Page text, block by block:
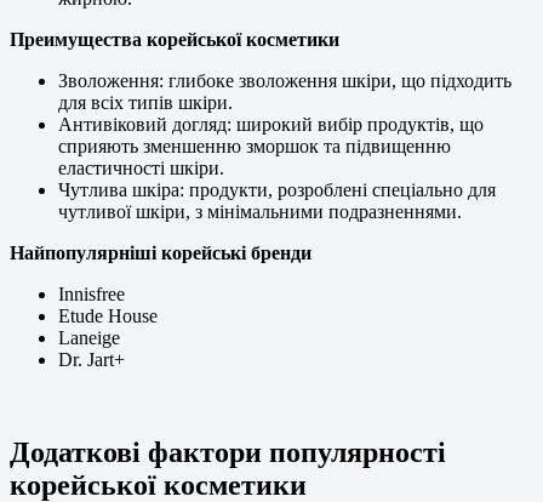
Преимущества корейської косметики
Зволоження: глибоке зволоження шкіри, що підходить
для всіх типів шкіри.
Антивіковий догляд: широкий вибір продуктів, що
сприяють зменшенню зморшок та підвищенню
еластичності шкіри.
Чутлива шкіра: продукти, розроблені спеціально для
чутливої шкіри, з мінімальними подразненнями.
Найпопулярніші корейські бренди
Innisfree
Etude House
Laneige
Dr. Jart+
Додаткові фактори популярності
корейської косметики